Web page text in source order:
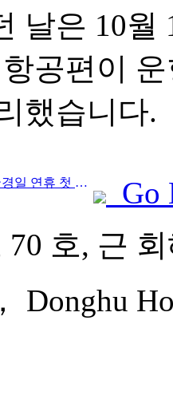
날은 10월
공편이
했습니다.
Prev:상하이는 중추절과 국경일 연휴 첫 4일간 1,511만 명이 넘는 방문객을 맞이했는데, 이는 전년 대비 20% 이상 증가한 수치입니다.
Go
호, 근
Donghu